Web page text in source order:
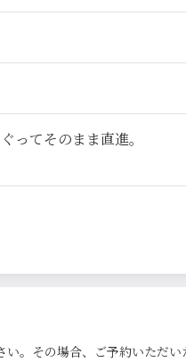
ってそのまま直進。
。その場合、ご予約いただい